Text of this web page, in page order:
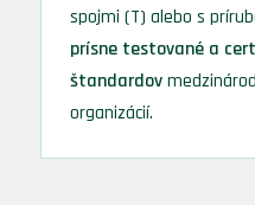
spojmi (T) alebo s
prísne testované a
štandardov
organizácií.